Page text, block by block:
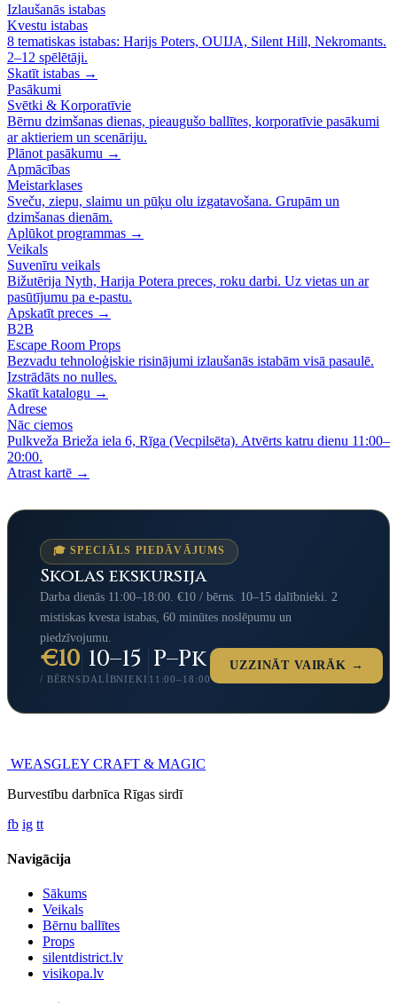
Izlaušanās istabas
Kvestu istabas
8 tematiskas istabas: Harijs Poters, OUIJA, Silent Hill, Nekromants.
2–12 spēlētāji.
Skatīt istabas →
Pasākumi
Svētki & Korporatīvie
Bērnu dzimšanas dienas, pieaugušo ballītes, korporatīvie pasākumi
ar aktieriem un scenāriju.
Plānot pasākumu →
Apmācības
Meistarklases
Sveču, ziepu, slaimu un pūķu olu izgatavošana. Grupām un
dzimšanas dienām.
Aplūkot programmas →
Veikals
Suvenīru veikals
Bižutērija Nyth, Harija Potera preces, roku darbi. Uz vietas un ar
pasūtījumu pa e-pastu.
Apskatīt preces →
B2B
Escape Room Props
Bezvadu tehnoloģiskie risinājumi izlaušanās istabām visā pasaulē.
Izstrādāts no nulles.
Skatīt katalogu →
Adrese
Nāc ciemos
Pulkveža Brieža iela 6, Rīga (Vecpilsēta). Atvērts katru dienu 11:00–
20:00.
Atrast kartē →
🎓 SPECIĀLS PIEDĀVĀJUMS
Skolas ekskursija
Darba dienās 11:00–18:00. €10 / bērns. 10–15 dalībnieki. 2
mistiskas kvesta istabas, 60 minūtes noslēpumu un
piedzīvojumu.
€10
/ BĒRNS
10–15
DALĪBNIEKI
P–Pk
11:00–18:00
UZZINĀT VAIRĀK →
WEASGLEY CRAFT & MAGIC
Burvestību darbnīca Rīgas sirdī
fb ig tt
Navigācija
Sākums
Veikals
Bērnu ballītes
Props
silentdistrict.lv
visikopa.lv